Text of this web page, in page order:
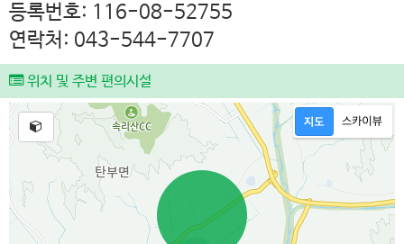
등록번호: 116-08-52755
연락처: 043-544-7707
위치 및 주변 편의시설